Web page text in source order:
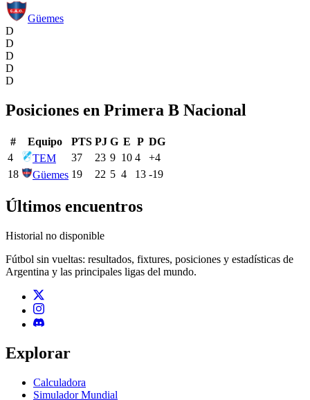
Güemes
D
D
D
D
D
Posiciones en Primera B Nacional
# Equipo PTS PJ G E P DG
4
TEM 37 23 9 10 4 +4
18
Güemes 19 22 5 4 13 -19
Últimos encuentros
Historial no disponible
Fútbol sin vueltas: resultados, fixtures, posiciones y estadísticas de
Argentina y las principales ligas del mundo.
Explorar
Calculadora
Simulador Mundial